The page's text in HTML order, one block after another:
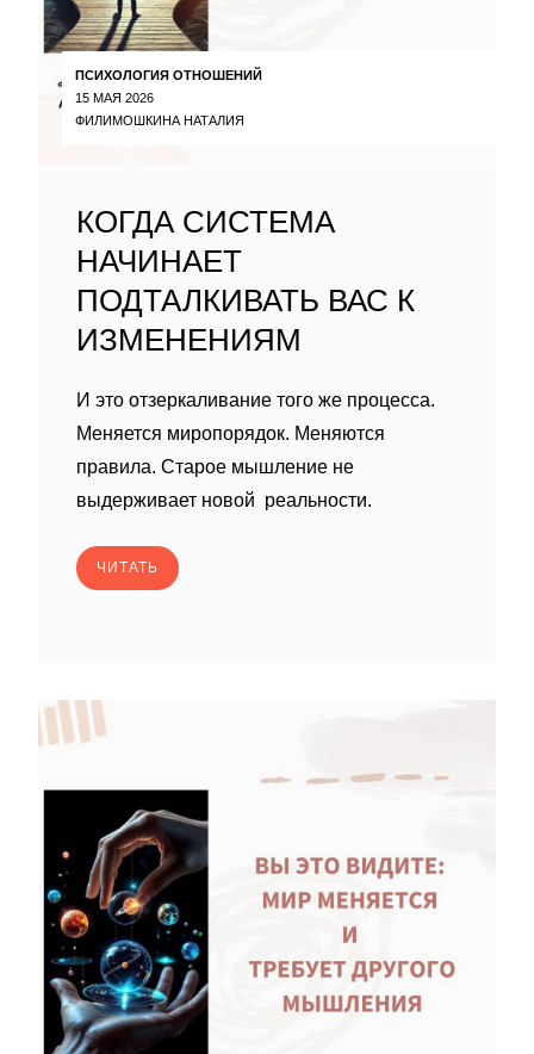
ПСИХОЛОГИЯ ОТНОШЕНИЙ
15 МАЯ 2026
ФИЛИМОШКИНА НАТАЛИЯ
КОГДА СИСТЕМА
НАЧИНАЕТ
ПОДТАЛКИВАТЬ ВАС К
ИЗМЕНЕНИЯМ
И это отзеркаливание того же процесса.
Меняется миропорядок. Меняются
правила. Старое мышление не
выдерживает новой реальности.
ЧИТАТЬ